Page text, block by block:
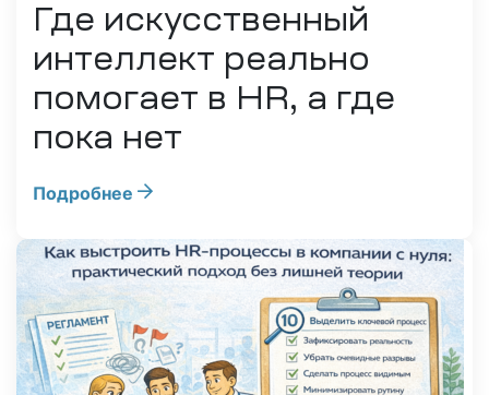
Где искусственный
интеллект реально
помогает в HR, а где
пока нет
Подробнее